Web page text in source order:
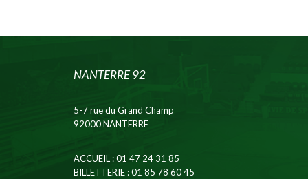
NANTERRE 92
5-7 rue du Grand Champ
92000 NANTERRE
ACCUEIL: 01 47 24 31 85
BILLETTERIE: 01 85 78 60 45